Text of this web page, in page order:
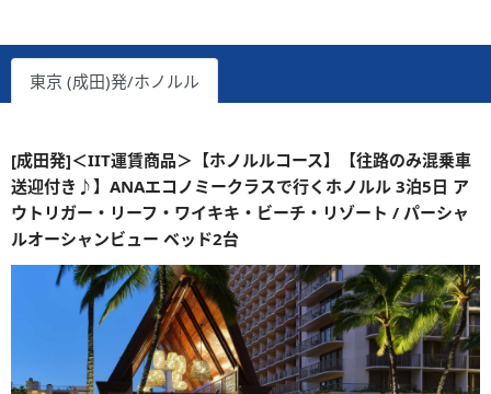
東京 (成田)発/ホノルル
[成田発]＜IIT運賃商品＞【ホノルルコース】【往路のみ混乗車
送迎付き♪】ANAエコノミークラスで行くホノルル 3泊5日 ア
ウトリガー・リーフ・ワイキキ・ビーチ・リゾート / パーシャ
ルオーシャンビュー ベッド2台